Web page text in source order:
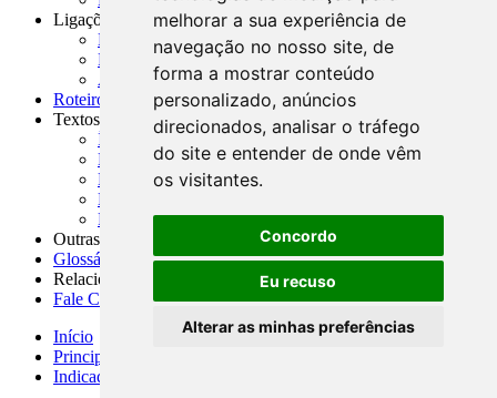
melhorar a sua experiência de
navegação no nosso site, de
forma a mostrar conteúdo
personalizado, anúncios
direcionados, analisar o tráfego
do site e entender de onde vêm
os visitantes.
Concordo
Eu recuso
Alterar as minhas preferências
Ligações Externas
Links Úteis
Presidência da República
Agências Nacionais Reguladoras
Roteiros para Estudos
Textos
Índice de Textos
Editorial
Monografias
Na Imprensa
Fórum de Discussão
Outras ferramentas
Glossário
Relacionamento
Fale Conosco
Início
Principais notícias
Indicadores